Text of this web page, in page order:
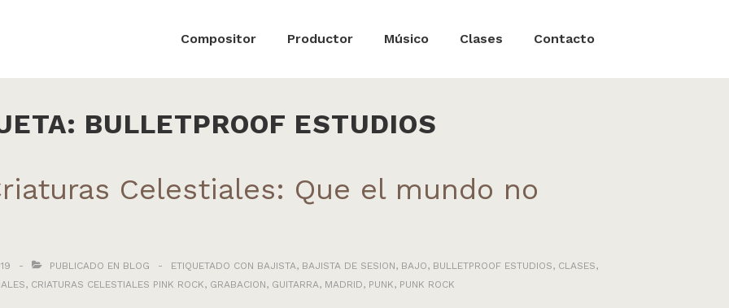
Compositor Productor Músico Clases Contacto
BULLETPROOF ESTUDIOS
Celestiales: Que el mundo no
PUBLICADO EN BLOG ETIQUETADO CON BAJISTA, BAJISTA DE SESION, BAJO, BULLETPROOF ESTUDIOS, CLASES,
, CRIATURAS CELESTIALES PINK ROCK, GRABACION, GUITARRA, MADRID, PUNK, PUNK ROCK